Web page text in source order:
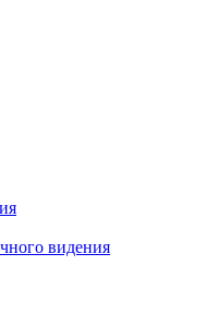
видения